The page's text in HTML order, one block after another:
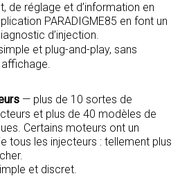
de réglage et d’information en
PARADIGME85 en font un
d’injection.
et plug-and-play, sans
— plus de 10 sortes de
et plus de 40 modèles de
Certains moteurs ont un
tous les injecteurs : tellement plus
et discret.